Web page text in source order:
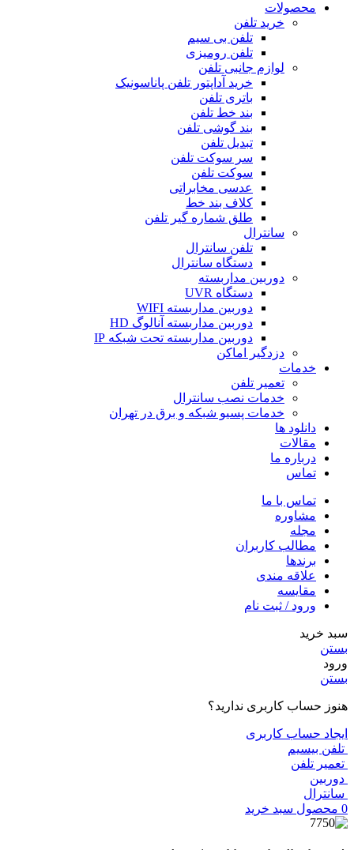
محصولات
خرید تلفن
تلفن بی سیم
تلفن رومیزی
لوازم جانبی تلفن
خرید آداپتور تلفن پاناسونیک
باتری تلفن
بند خط تلفن
بند گوشی تلفن
تبدیل تلفن
سر سوکت تلفن
سوکت تلفن
عدسی مخابراتی
کلاف بند خط
طلق شماره گیر تلفن
سانترال
تلفن سانترال
دستگاه سانترال
دوربین مداربسته
دستگاه UVR
دوربین مداربسته WIFI
دوربین مداربسته آنالوگ HD
دوربین مداربسته تحت شبکه IP
دزدگیر اماکن
خدمات
تعمیر تلفن
خدمات نصب سانترال
خدمات پسیو شبکه و برق در تهران
دانلود ها
مقالات
درباره ما
تماس
تماس با ما
مشاوره
مجله
مطالب کاربران
برندها
علاقه مندی
مقایسه
ورود / ثبت نام
سبد خرید
بستن
ورود
بستن
هنوز حساب کاربری ندارید؟
ایجاد حساب کاربری
تلفن بیسیم
تعمیر تلفن
دوربین
سانترال
0 محصول سبد خرید